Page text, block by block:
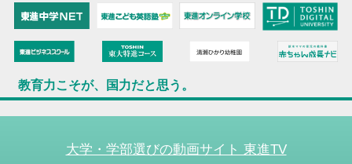
教育力こそが、国力だと思う。
大学・学部選びの動画サイト 東進TV